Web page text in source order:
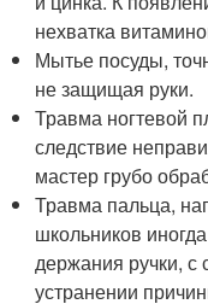
нехватка
Мытье посуды,
не защищая руки.
Травма ногтевой
следствие
мастер грубо
Травма пальца,
школьников
держания ручки,
устранении